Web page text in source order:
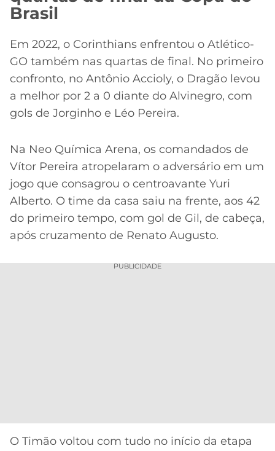
CRUZEIRO
Brasil
Em 2022, o Corinthians enfrentou o Atlético-
GO também nas quartas de final. No primeiro
confronto, no Antônio Accioly, o Dragão levou
a melhor por 2 a 0 diante do Alvinegro, com
gols de Jorginho e Léo Pereira.
Na Neo Química Arena, os comandados de
Vítor Pereira atropelaram o adversário em um
jogo que consagrou o centroavante Yuri
Alberto. O time da casa saiu na frente, aos 42
do primeiro tempo, com gol de Gil, de cabeça,
após cruzamento de Renato Augusto.
PUBLICIDADE
O Timão voltou com tudo no início da etapa